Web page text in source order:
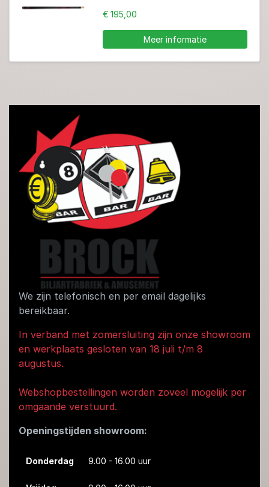
€ 195,00
Meer informatie
We zijn telefonisch en per email dagelijks
bereikbaar.
In verband met zomersluiting zijn onze showroom
en werkplaats gesloten van 18 juli t/m 8
augustus.
Webshopbestellingen worden zoveel mogelijk per
omgaande verstuurd.
Openingstijden showroom:
Donderdag 9.00 - 16.00 uur